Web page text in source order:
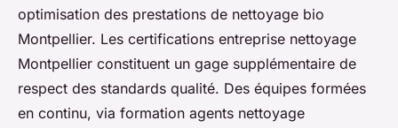
optimisation des prestations de nettoyage bio
Montpellier. Les certifications entreprise nettoyage
Montpellier constituent un gage supplémentaire de
respect des standards qualité. Des équipes formées
en continu, via formation agents nettoyage